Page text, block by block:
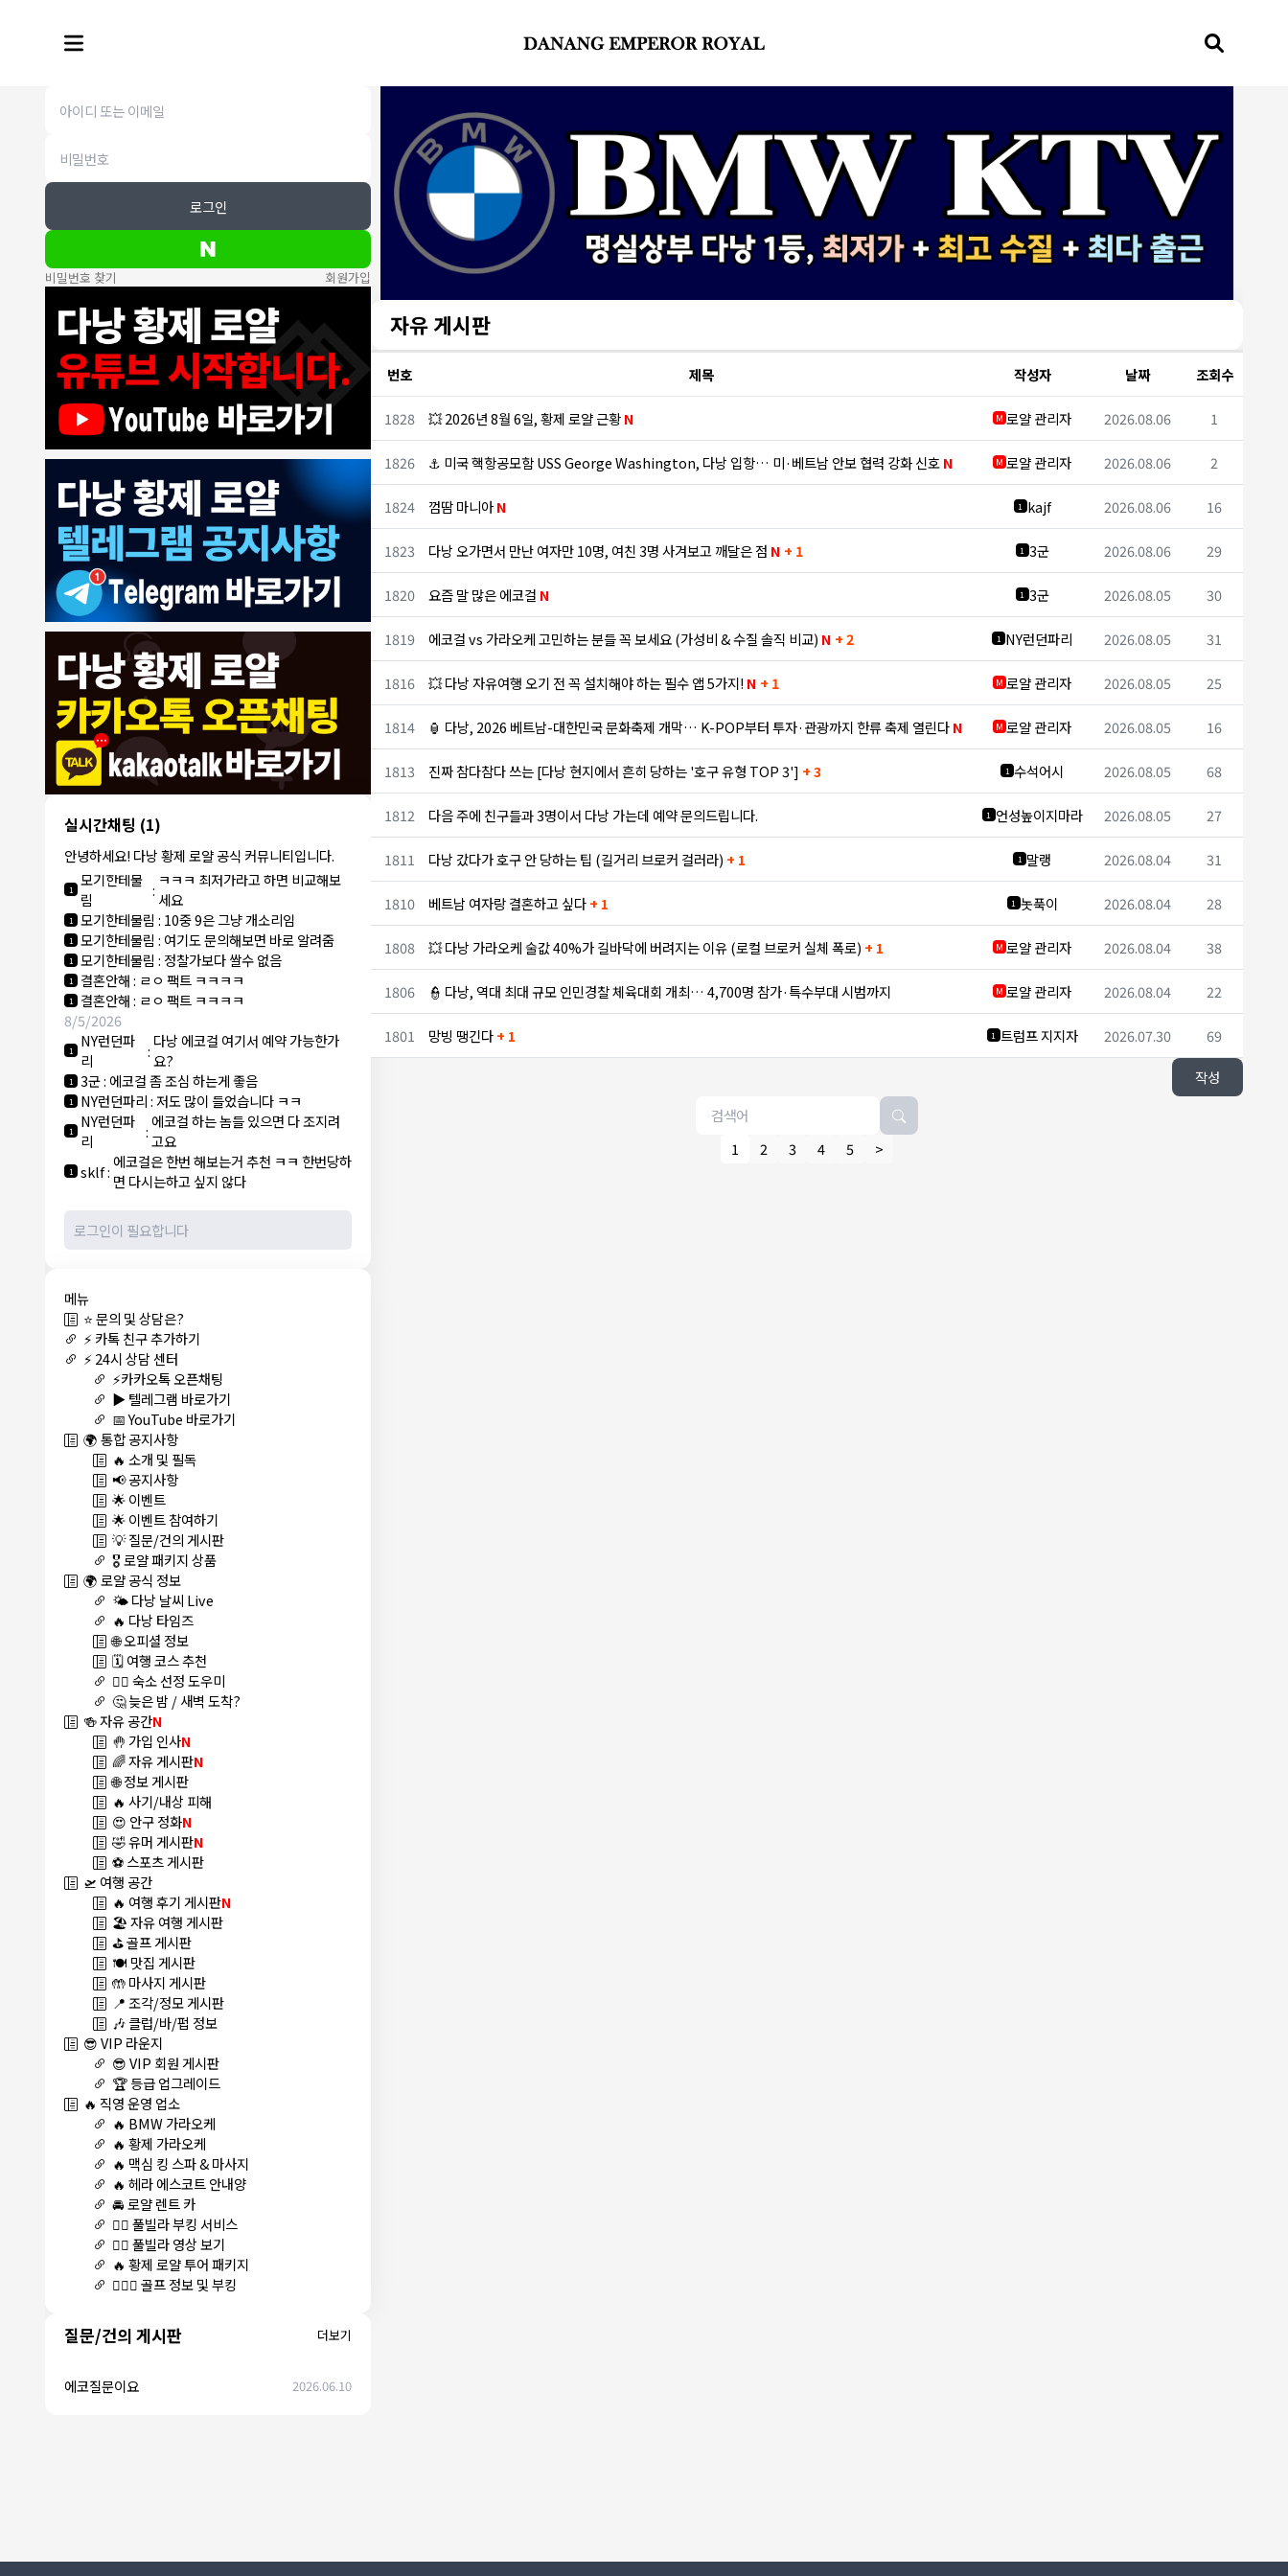
로그인
비밀번호 찾기 회원가입
실시간채팅 (1)
안녕하세요! 다낭 황제 로얄 공식 커뮤니티입니다.
7/30/2026
ROY:에코걸은 파면 팔수록 괴담만..
1 ROY:제 지인이 예약 후
1 ROY:갑자기 연락이 끊겨 당황했다네요
동동이:오늘 무슨 날인가요
1 동동이:군인들이 뭐 하는데 다낭에서
1 1000억 대표:축제 하던디요
8/4/2026
1 빨갱이관타나모:ㅎㅇ
1
빨갱
이관
타나
모
:
아까 오픈채팅에서 로컬 브로커라는 애가
카톡 왔는데 가라오케 최저가로 맞춰준다
는데 여기 가...
언성높
이지마
라
: 안녕하세요! 다음 주에 친구들과 3명이
서 다낭 가는데 예약 문의드립니다.
1
모기한테물
림
: ㅋㅋㅋ 최저가라고 하면 비교해보
세요
1 모기한테물림 : 10중 9은 그냥 개소리임
1 모기한테물림 : 여기도 문의해보면 바로 알려줌
1 모기한테물림 : 정찰가보다 쌀수 없음
1 결혼안해: ㄹㅇ 팩트 ㅋㅋㅋㅋ
1 결혼안해: ㄹㅇ 팩트 ㅋㅋㅋㅋ
8/5/2026
1
NY런던파
리
: 다낭 에코걸 여기서 예약 가능한가
요?
1 3군: 에코걸 좀 조심 하는게 좋음
1 NY런던파리:저도 많이 들었습니다 ㅋㅋ
1
NY런던파
리
: 에코걸 하는 놈들 있으면 다 조지려
고요
1 sklf: 에코걸은 한번 해보는거 추천 ㅋㅋ 한번당하
면 다시는하고 싶지 않다
메뉴
⭐ 문의 및 상담은?
⚡ 카톡 친구 추가하기
⚡ 24시 상담 센터
⚡카카오톡 오픈채팅
▶️ 텔레그램 바로가기
📅 YouTube 바로가기
🌍 통합 공지사항
🔥 소개 및 필독
📢 공지사항
🌟 이벤트
🌟 이벤트 참여하기
💡 질문/건의 게시판
🎖️ 로얄 패키지 상품
🌍 로얄 공식 정보
🌤️ 다낭 날씨 Live
🔥 다낭 타임즈
🌐 오피셜 정보
🗓️ 여행 코스 추천
🏊‍♀️ 숙소 선정 도우미
🤔 늦은 밤 / 새벽 도착?
🍻 자유 공간N
🤚 가입 인사N
🌈 자유 게시판N
🌐 정보 게시판
🔥 사기/내상 피해
😍 안구 정화N
🤣 유머 게시판N
⚽ 스포츠 게시판
🛫 여행 공간
🔥 여행 후기 게시판N
🏖️ 자유 여행 게시판
⛳ 골프 게시판
🍽️ 맛집 게시판
🤲 마사지 게시판
📍 조각/정모 게시판
🎶 클럽/바/펍 정보
😎 VIP 라운지
😎 VIP 회원 게시판
🏆 등급 업그레이드
🔥 직영 운영 업소
🔥 BMW 가라오케
🔥 황제 가라오케
🔥 맥심 킹 스파 & 마사지
🔥 헤라 에스코트 안내양
🚘 로얄 렌트 카
🏊‍♀️ 풀빌라 부킹 서비스
🏊‍♀️ 풀빌라 영상 보기
🔥 황제 로얄 투어 패키지
🏌🏻‍♂️ 골프 정보 및 부킹
질문/건의 게시판 더보기
에코질문이요 2026.06.10
자유 게시판
번호 제목 작성자 날짜 조회수
1828 💥 2026년 8월 6일, 황제 로얄 근황N M 로얄 관리자 2026.08.06 1
1826 ⚓ 미국 핵항공모함 USS George Washington, 다낭 입항… 미·베트남 안보 협력 강화 신호N M 로얄 관리자 2026.08.06 2
1824 껌땀 마니아N 1 kajf 2026.08.06 16
1823 다낭 오가면서 만난 여자만 10명, 여친 3명 사겨보고 깨달은 점 N + 1 1 3군 2026.08.06 29
1820 요즘 말 많은 에코걸 N 1 3군 2026.08.05 30
1819 에코걸 vs 가라오케 고민하는 분들 꼭 보세요 (가성비 & 수질 솔직 비교) N + 2 1 NY런던파리 2026.08.05 31
1816 💥 다낭 자유여행 오기 전 꼭 설치해야 하는 필수 앱 5가지! N + 1 M 로얄 관리자 2026.08.05 25
1814 🏮 다낭, 2026 베트남-대한민국 문화축제 개막… K-POP부터 투자·관광까지 한류 축제 열린다N M 로얄 관리자 2026.08.05 16
1813 진짜 참다참다 쓰는 [다낭 현지에서 흔히 당하는 '호구 유형 TOP 3'] + 3 1 수석어시 2026.08.05 68
1812 다음 주에 친구들과 3명이서 다낭 가는데 예약 문의드립니다. 1 언성높이지마라 2026.08.05 27
1811 다낭 갔다가 호구 안 당하는 팁 (길거리 브로커 걸러라) + 1 1 말랭 2026.08.04 31
1810 베트남 여자랑 결혼하고 싶다+ 1 1 놋푹이 2026.08.04 28
1808 💥 다낭 가라오케 술값 40%가 길바닥에 버려지는 이유 (로컬 브로커 실체 폭로) + 1 M 로얄 관리자 2026.08.04 38
1806 👮 다낭, 역대 최대 규모 인민경찰 체육대회 개최… 4,700명 참가·특수부대 시범까지 M 로얄 관리자 2026.08.04 22
1801 망빙 땡긴다+ 1 1 트럼프 지지자 2026.07.30 69
작성
1 2 3 4 5 >